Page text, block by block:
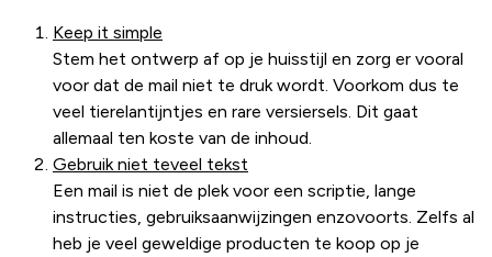
Keep it simple
Stem het ontwerp af op je huisstijl en zorg er vooral
voor dat de mail niet te druk wordt. Voorkom dus te
veel tierelantijntjes en rare versiersels. Dit gaat
allemaal ten koste van de inhoud.
Gebruik niet teveel tekst
Een mail is niet de plek voor een scriptie, lange
instructies, gebruiksaanwijzingen enzovoorts. Zelfs al
heb je veel geweldige producten te koop op je